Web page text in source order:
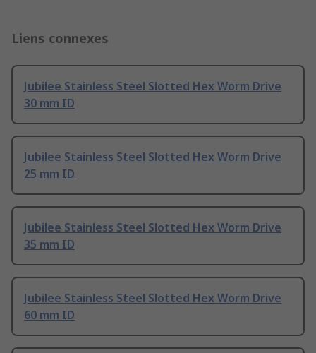
Liens connexes
Jubilee Stainless Steel Slotted Hex Worm Drive
30 mm ID
Jubilee Stainless Steel Slotted Hex Worm Drive
25 mm ID
Jubilee Stainless Steel Slotted Hex Worm Drive
35 mm ID
Jubilee Stainless Steel Slotted Hex Worm Drive
60 mm ID